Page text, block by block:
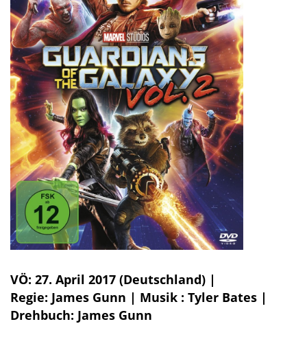
VÖ: 27. April 2017 (Deutschland) |
Regie: James Gunn | Musik : Tyler Bates |
Drehbuch: James Gunn